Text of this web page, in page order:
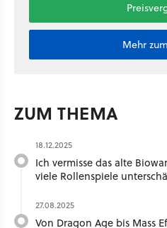
Mehr
ZUM THEMA
18.12.2025
Ich vermisse das alte
viele Rollenspiele
27.08.2025
Von Dragon Age bis Mass